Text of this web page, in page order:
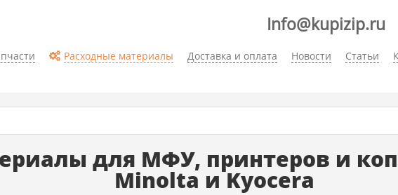
Расходные материалы Доставка и оплата Новости Статьи
Info@kupizip.ru
для МФУ, принтеров и
Minolta и Kyocera